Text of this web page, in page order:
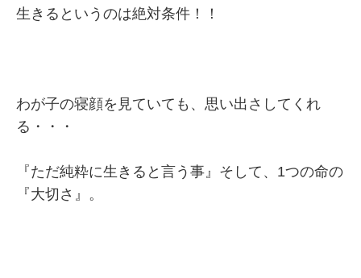
生きるというのは絶対条件！！
わが子の寝顔を見ていても、思い出さしてくれ
る・・・
『ただ純粋に生きると言う事』そして、1つの命の
『大切さ』。